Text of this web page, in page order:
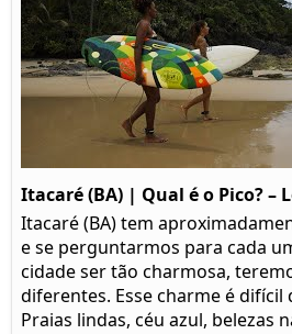
Itacaré (BA) | Qual é o Pico? –
Itacaré (BA) tem
e se perguntarmos para cada
cidade ser tão charmosa,
diferentes. Esse charme é difícil
Praias lindas, céu azul, belezas